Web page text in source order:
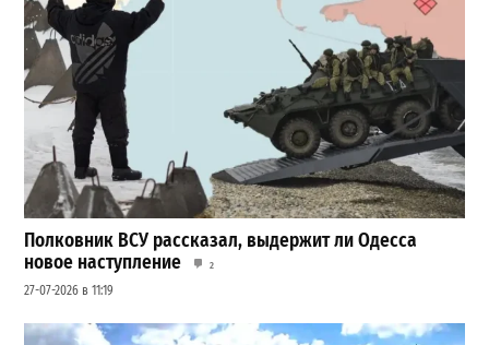
Полковник ВСУ рассказал, выдержит ли Одесса
новое наступление
2
27-07-2026 в 11:19